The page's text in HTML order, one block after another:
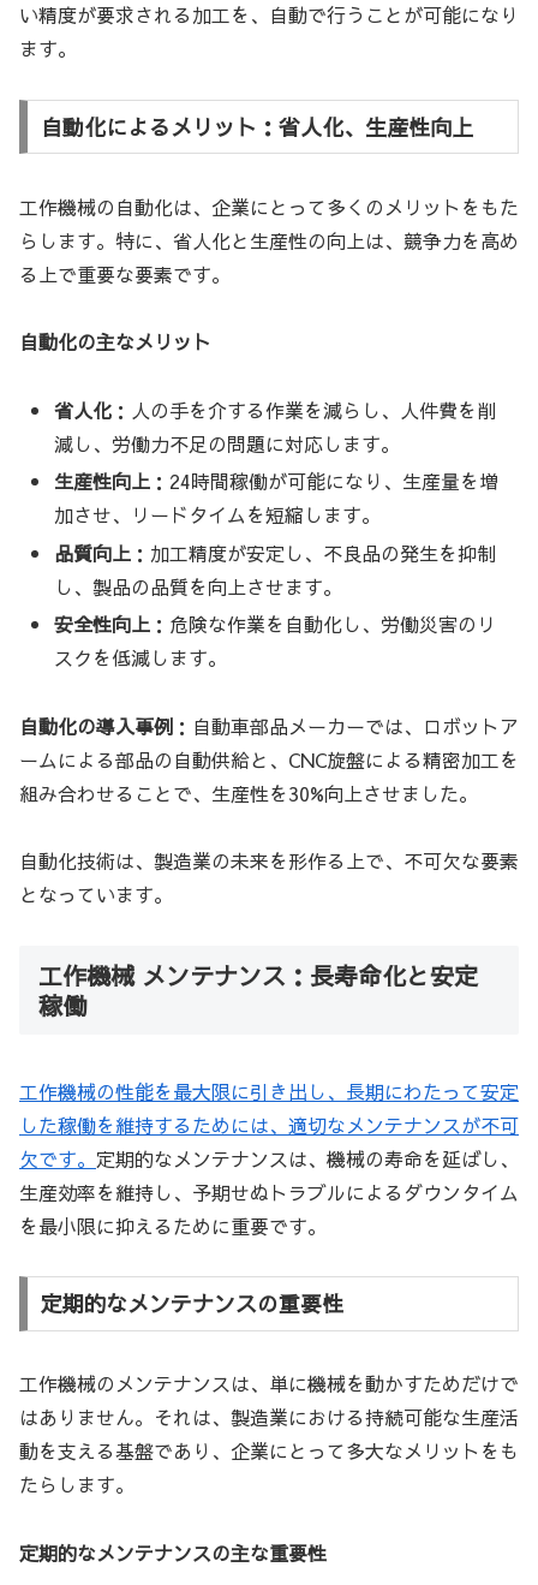
い精度が要求される加工を、自動で行うことが可能になり
ます。
自動化によるメリット：省人化、生産性向上
工作機械の自動化は、企業にとって多くのメリットをもた
らします。特に、省人化と生産性の向上は、競争力を高め
る上で重要な要素です。
自動化の主なメリット
省人化 ：人の手を介する作業を減らし、人件費を削
減し、労働力不足の問題に対応します。
生産性向上 ：24時間稼働が可能になり、生産量を増
加させ、リードタイムを短縮します。
品質向上 ：加工精度が安定し、不良品の発生を抑制
し、製品の品質を向上させます。
安全性向上 ：危険な作業を自動化し、労働災害のリ
スクを低減します。
自動化の導入事例 ：自動車部品メーカーでは、ロボットア
ームによる部品の自動供給と、CNC旋盤による精密加工を
組み合わせることで、生産性を30%向上させました。
自動化技術は、製造業の未来を形作る上で、不可欠な要素
となっています。
工作機械 メンテナンス：長寿命化と安定
稼働
工作機械の性能を最大限に引き出し、長期にわたって安定
した稼働を維持するためには、適切なメンテナンスが不可
欠です。 定期的なメンテナンスは、機械の寿命を延ばし、
生産効率を維持し、予期せぬトラブルによるダウンタイム
を最小限に抑えるために重要です。
定期的なメンテナンスの重要性
工作機械のメンテナンスは、単に機械を動かすためだけで
はありません。それは、製造業における持続可能な生産活
動を支える基盤であり、企業にとって多大なメリットをも
たらします。
定期的なメンテナンスの主な重要性